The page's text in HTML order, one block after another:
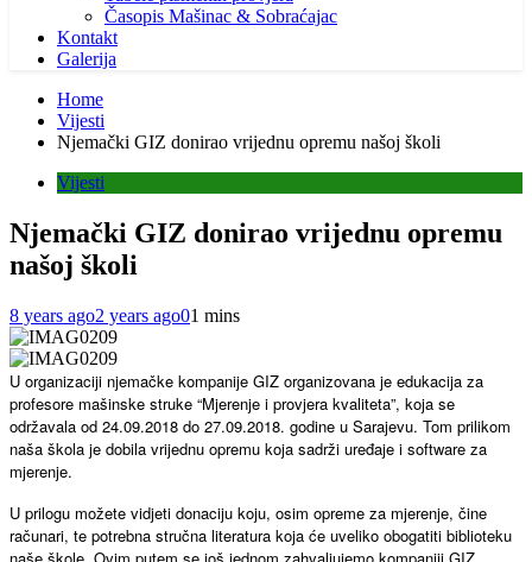
Časopis Mašinac & Sobraćajac
Kontakt
Galerija
Home
Vijesti
Njemački GIZ donirao vrijednu opremu našoj školi
Vijesti
Njemački GIZ donirao vrijednu opremu
našoj školi
8 years ago2 years ago01 mins
U organizaciji njemačke kompanije GIZ organizovana je edukacija za
profesore mašinske struke “Mjerenje i provjera kvaliteta”, koja se
održavala od 24.09.2018 do 27.09.2018. godine u Sarajevu. Tom prilikom
naša škola je dobila vrijednu opremu koja sadrži uređaje i software za
mjerenje.
U prilogu možete vidjeti donaciju koju, osim opreme za mjerenje, čine
računari, te potrebna stručna literatura koja će uveliko obogatiti biblioteku